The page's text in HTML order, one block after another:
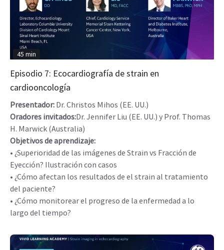
45 min
Episodio 7: Ecocardiografía de strain en
cardiooncología
Presentador: Dr. Christos Mihos (EE. UU.)
Oradores invitados:Dr. Jennifer Liu (EE. UU.) y Prof. Thomas
H. Marwick (Australia)
Objetivos de aprendizaje:
• ¿Superioridad de las imágenes de Strain vs Fracción de
Eyección? Ilustración con casos
• ¿Cómo afectan los resultados de el strain al tratamiento
del paciente?
• ¿Cómo monitorear el progreso de la enfermedad a lo
largo del tiempo?